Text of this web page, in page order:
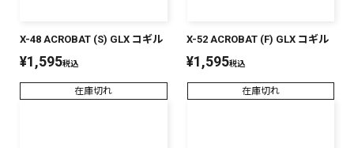
X-48 ACROBAT (S) GLX コギル
¥1,595税込
在庫切れ
X-52 ACROBAT (F) GLX コギル
¥1,595税込
在庫切れ